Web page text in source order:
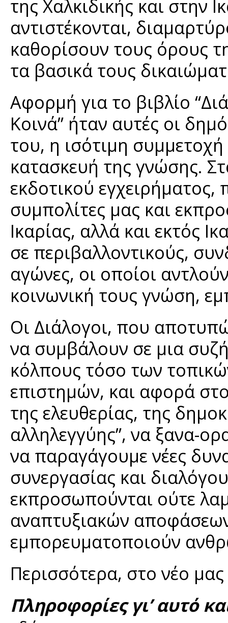
της Χαλκιδικής και στην
αντιστέκονται,
καθορίσουν τους όρους
τα βασικά τους
Αφορμή για το βιβλίο
Κοινά” ήταν αυτές οι
του, η ισότιμη
κατασκευή της γνώσης.
εκδοτικού
συμπολίτες μας και
Ικαρίας, αλλά και εκτός
σε περιβαλλοντικούς,
αγώνες, οι οποίοι
κοινωνική τους γνώση,
Οι Διάλογοι, που
να συμβάλουν σε μια
κόλπους τόσο των
επιστημών, και αφορά
της ελευθερίας, της
αλληλεγγύης”, να ξανα-
να παραγάγουμε νέες
συνεργασίας και
εκπροσωπούνται ούτε
αναπτυξιακών
εμπορευματοποιούν
Περισσότερα, στο νέο μας
Πληροφορίες γι’ αυτό